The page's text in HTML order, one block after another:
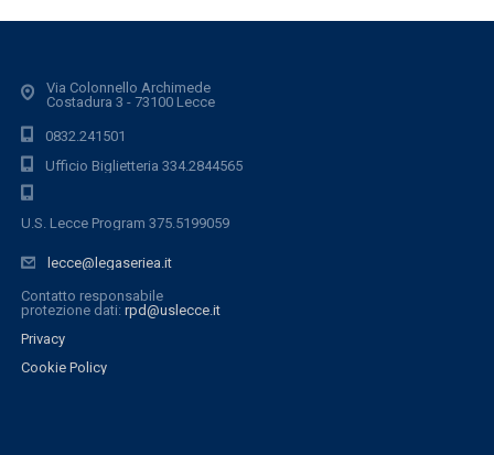
Via Colonnello Archimede
Costadura 3 - 73100 Lecce
0832.241501
Ufficio Biglietteria 334.2844565
U.S. Lecce Program 375.5199059
lecce@legaseriea.it
Contatto responsabile
protezione dati: rpd@uslecce.it
Privacy
Cookie Policy